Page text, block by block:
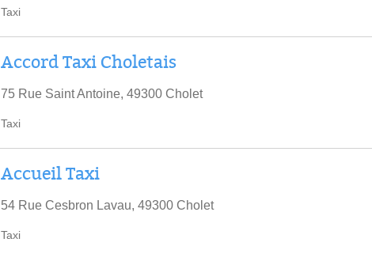
Taxi
Accord Taxi Choletais
75 Rue Saint Antoine, 49300 Cholet
Taxi
Accueil Taxi
54 Rue Cesbron Lavau, 49300 Cholet
Taxi